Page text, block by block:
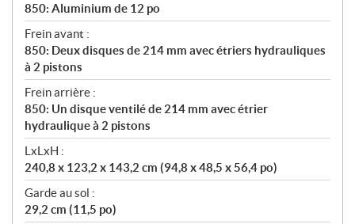
850: Aluminium de 12 po
Frein avant :
850: Deux disques de 214 mm avec étriers hydrauliques
à 2 pistons
Frein arrière :
850: Un disque ventilé de 214 mm avec étrier
hydraulique à 2 pistons
LxLxH :
240,8 x 123,2 x 143,2 cm (94,8 x 48,5 x 56,4 po)
Garde au sol :
29,2 cm (11,5 po)